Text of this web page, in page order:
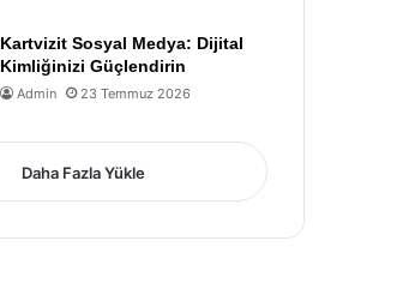
Kartvizit Sosyal Medya: Dijital
Kimliğinizi Güçlendirin
Admin 23 Temmuz 2026
Daha Fazla Yükle